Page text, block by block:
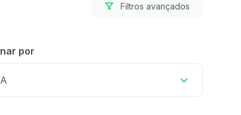
Filtros avançados
por